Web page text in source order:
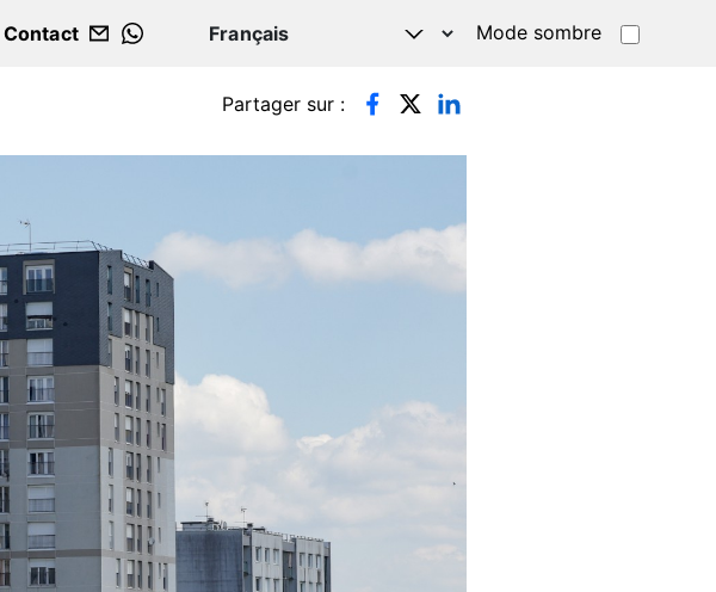
Contact
WHATSAPP
Mode sombre
Partager sur :